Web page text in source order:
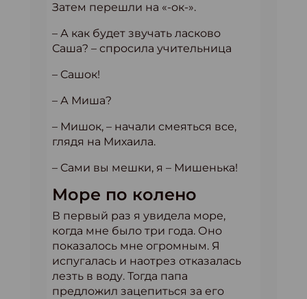
Затем перешли на «-ок-».
– А как будет звучать ласково
Саша? – спросила учительница
– Сашок!
– А Миша?
– Мишок, – начали смеяться все,
глядя на Михаила.
– Сами вы мешки, я – Мишенька!
Море по колено
В первый раз я увидела море,
когда мне было три года. Оно
показалось мне огромным. Я
испугалась и наотрез отказалась
лезть в воду. Тогда папа
предложил зацепиться за его